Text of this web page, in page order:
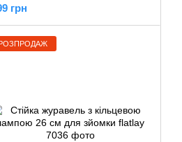
грн